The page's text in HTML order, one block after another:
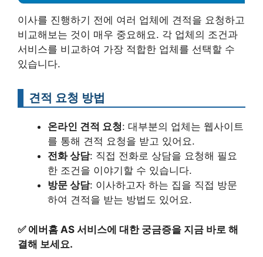
이사를 진행하기 전에 여러 업체에 견적을 요청하고
비교해보는 것이 매우 중요해요. 각 업체의 조건과
서비스를 비교하여 가장 적합한 업체를 선택할 수
있습니다.
견적 요청 방법
온라인 견적 요청: 대부분의 업체는 웹사이트
를 통해 견적 요청을 받고 있어요.
전화 상담: 직접 전화로 상담을 요청해 필요
한 조건을 이야기할 수 있습니다.
방문 상담: 이사하고자 하는 집을 직접 방문
하여 견적을 받는 방법도 있어요.
✅ 에버홈 AS 서비스에 대한 궁금증을 지금 바로 해
결해 보세요.